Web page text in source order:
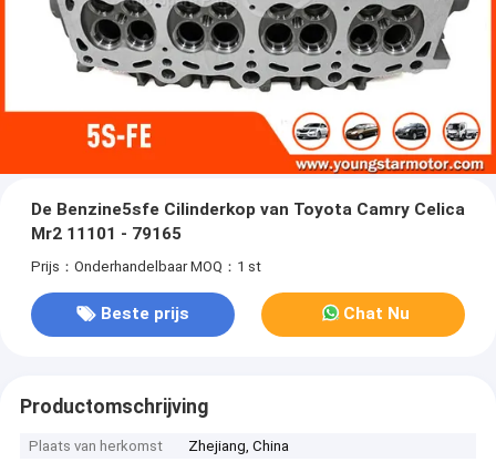
De Benzine5sfe Cilinderkop van Toyota Camry Celica
Mr2 11101 - 79165
Prijs：Onderhandelbaar MOQ：1 st
Beste prijs Chat Nu
Productomschrijving
Plaats van herkomst
Zhejiang, China